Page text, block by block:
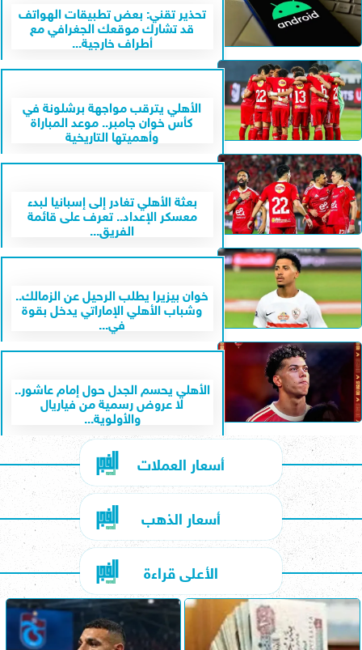
تحذير تقني: بعض تطبيقات الهواتف
قد تشارك موقعك الجغرافي مع
أطراف خارجية...
الأهلي يترقب مواجهة برشلونة في
كأس خوان جامبر.. موعد المباراة
وأهميتها التاريخية
بعثة الأهلي تغادر إلى إسبانيا لبدء
معسكر الإعداد.. تعرف على قائمة
الفريق...
خوان بيزيرا يطلب الرحيل عن الزمالك..
وشباب الأهلي الإماراتي يدخل بقوة
في...
الأهلي يحسم الجدل حول إمام عاشور..
لا عروض رسمية من فياريال
والأولوية...
أسعار العملات
أسعار الذهب
الأعلى قراءة